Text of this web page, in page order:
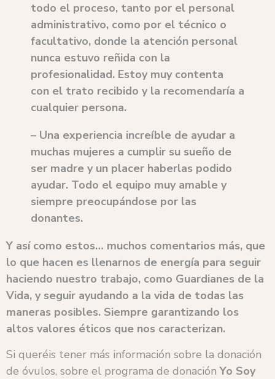
todo el proceso, tanto por el personal
administrativo, como por el técnico o
facultativo, donde la atención personal
nunca estuvo reñida con la
profesionalidad. Estoy muy contenta
con el trato recibido y la recomendaría a
cualquier persona.
– Una experiencia increíble de ayudar a
muchas mujeres a cumplir su sueño de
ser madre y un placer haberlas podido
ayudar. Todo el equipo muy amable y
siempre preocupándose por las
donantes.
Y así como estos… muchos comentarios más, que
lo que hacen es llenarnos de energía para seguir
haciendo nuestro trabajo, como Guardianes de la
Vida, y seguir ayudando a la vida de todas las
maneras posibles. Siempre garantizando los
altos valores éticos que nos caracterizan.
Si queréis tener más información sobre la donación
de óvulos, sobre el programa de donaciónYo Soy